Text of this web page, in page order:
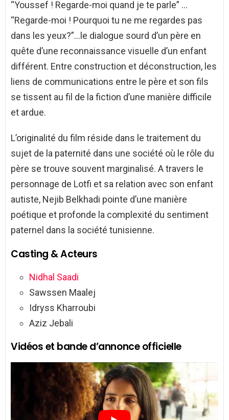
“Youssef ! Regarde-moi quand je te parle” …
“Regarde-moi ! Pourquoi tu ne me regardes pas
dans les yeux?”…le dialogue sourd d’un père en
quête d’une reconnaissance visuelle d’un enfant
différent. Entre construction et déconstruction, les
liens de communications entre le père et son fils
se tissent au fil de la fiction d’une manière difficile
et ardue.
L’originalité du film réside dans le traitement du
sujet de la paternité dans une société où le rôle du
père se trouve souvent marginalisé. A travers le
personnage de Lotfi et sa relation avec son enfant
autiste, Nejib Belkhadi pointe d’une manière
poétique et profonde la complexité du sentiment
paternel dans la société tunisienne.
Casting & Acteurs
Nidhal Saadi
Sawssen Maalej
Idryss Kharroubi
Aziz Jebali
Vidéos et bande d’annonce officielle